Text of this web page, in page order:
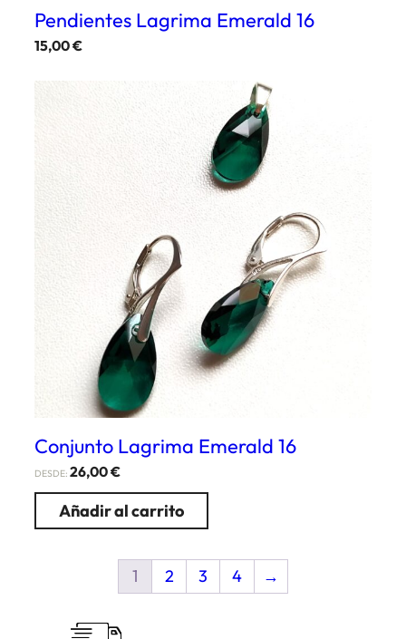
Pendientes Lagrima Emerald 16
15,00€
Conjunto Lagrima Emerald 16
DESDE: 26,00€
Añadir al carrito
1 2 3 4 →